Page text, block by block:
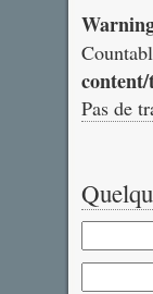
Pas de